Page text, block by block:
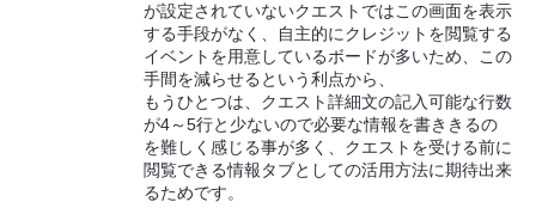
が設定されていないクエストではこの画面を表示
する手段がなく、自主的にクレジットを閲覧する
イベントを用意しているボードが多いため、この
手間を減らせるという利点から、
もうひとつは、クエスト詳細文の記入可能な行数
が4～5行と少ないので必要な情報を書ききるの
を難しく感じる事が多く、クエストを受ける前に
閲覧できる情報タブとしての活用方法に期待出来
るためです。